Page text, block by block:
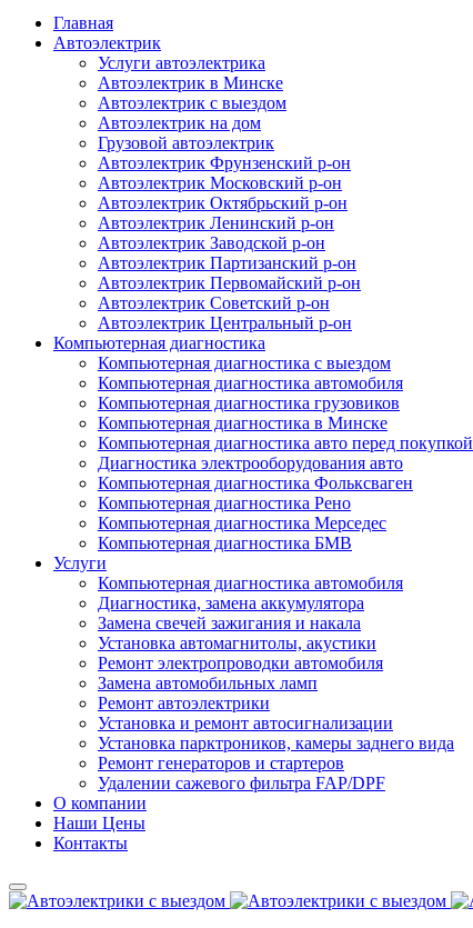
Главная
Автоэлектрик
Услуги автоэлектрика
Автоэлектрик в Минске
Автоэлектрик с выездом
Автоэлектрик на дом
Грузовой автоэлектрик
Автоэлектрик Фрунзенский р-он
Автоэлектрик Московский р-он
Автоэлектрик Октябрьский р-он
Автоэлектрик Ленинский р-он
Автоэлектрик Заводской р-он
Автоэлектрик Партизанский р-он
Автоэлектрик Первомайский р-он
Автоэлектрик Советский р-он
Автоэлектрик Центральный р-он
Компьютерная диагностика
Компьютерная диагностика с выездом
Компьютерная диагностика автомобиля
Компьютерная диагностика грузовиков
Компьютерная диагностика в Минске
Компьютерная диагностика авто перед покупкой
Диагностика электрооборудования авто
Компьютерная диагностика Фольксваген
Компьютерная диагностика Рено
Компьютерная диагностика Мерседес
Компьютерная диагностика БМВ
Услуги
Компьютерная диагностика автомобиля
Диагностика, замена аккумулятора
Замена свечей зажигания и накала
Установка автомагнитолы, акустики
Ремонт электропроводки автомобиля
Замена автомобильных ламп
Ремонт автоэлектрики
Установка и ремонт автосигнализации
Установка парктроников, камеры заднего вида
Ремонт генераторов и стартеров
Удалении сажевого фильтра FAP/DPF
О компании
Наши Цены
Контакты